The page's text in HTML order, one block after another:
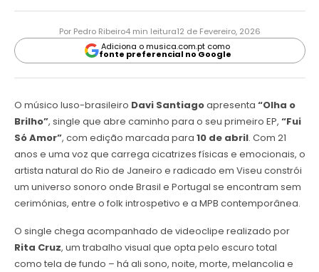
Por Pedro Ribeiro4 min leitura12 de Fevereiro, 2026
Adiciona o musica.com.pt como
fonte preferencial no Google
O músico luso-brasileiro Davi Santiagoapresenta “Olha o
Brilho”, single que abre caminho para o seu primeiro EP, “Fui
Só Amor”, com edição marcada para 10 de abril. Com 21
anos e uma voz que carrega cicatrizes físicas e emocionais, o
artista natural do Rio de Janeiro e radicado em Viseu constrói
um universo sonoro onde Brasil e Portugal se encontram sem
cerimónias, entre o folk introspetivo e a MPB contemporânea.
O single chega acompanhado de videoclipe realizado por
Rita Cruz, um trabalho visual que opta pelo escuro total
como tela de fundo – há ali sono, noite, morte, melancolia e